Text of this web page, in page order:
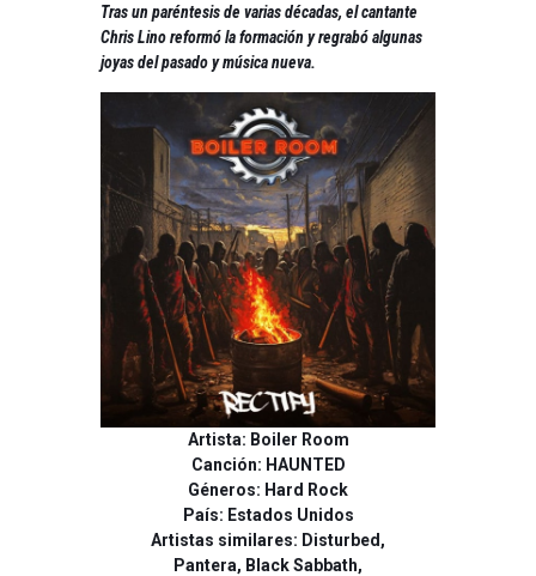
Tras un paréntesis de varias décadas, el cantante
Chris Lino reformó la formación y regrabó algunas
joyas del pasado y música nueva.
Artista: Boiler Room
Canción: HAUNTED
Géneros: Hard Rock
País: Estados Unidos
Artistas similares: Disturbed,
Pantera, Black Sabbath,